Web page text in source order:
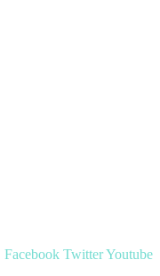
Facebook TwitterYoutube